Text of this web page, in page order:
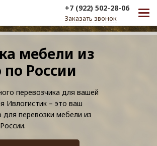
+7 (922) 502-28-06
Заказать звонок
мебели из
России
перевозчика для вашей
Ивлогистик – это ваш
перевозки мебели из